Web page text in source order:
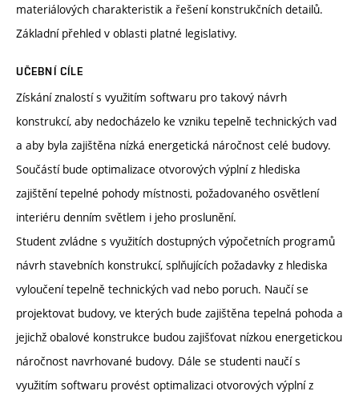
materiálových charakteristik a řešení konstrukčních detailů.
Základní přehled v oblasti platné legislativy.
UČEBNÍ CÍLE
Získání znalostí s využitím softwaru pro takový návrh
konstrukcí, aby nedocházelo ke vzniku tepelně technických vad
a aby byla zajištěna nízká energetická náročnost celé budovy.
Součástí bude optimalizace otvorových výplní z hlediska
zajištění tepelné pohody místnosti, požadovaného osvětlení
interiéru denním světlem i jeho proslunění.
Student zvládne s využitích dostupných výpočetních programů
návrh stavebních konstrukcí, splňujících požadavky z hlediska
vyloučení tepelně technických vad nebo poruch. Naučí se
projektovat budovy, ve kterých bude zajištěna tepelná pohoda a
jejichž obalové konstrukce budou zajišťovat nízkou energetickou
náročnost navrhované budovy. Dále se studenti naučí s
využitím softwaru provést optimalizaci otvorových výplní z